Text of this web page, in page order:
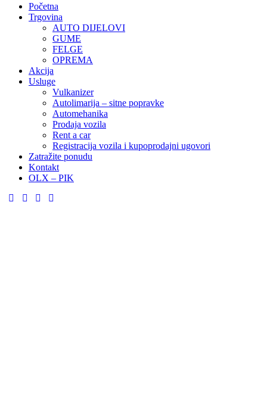
Početna
Trgovina
AUTO DIJELOVI
GUME
FELGE
OPREMA
Akcija
Usluge
Vulkanizer
Autolimarija – sitne popravke
Automehanika
Prodaja vozila
Rent a car
Registracija vozila i kupoprodajni ugovori
Zatražite ponudu
Kontakt
OLX – PIK